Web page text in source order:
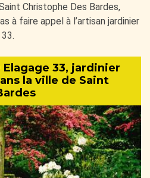
Christophe Des Bardes,
à faire appel à l’artisan jardinier
Elagage 33, jardinier
la ville de Saint